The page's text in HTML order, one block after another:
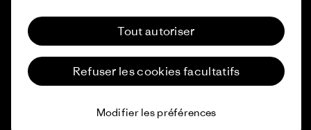
Tout autoriser
Refuser les cookies facultatifs
Modifier les préférences